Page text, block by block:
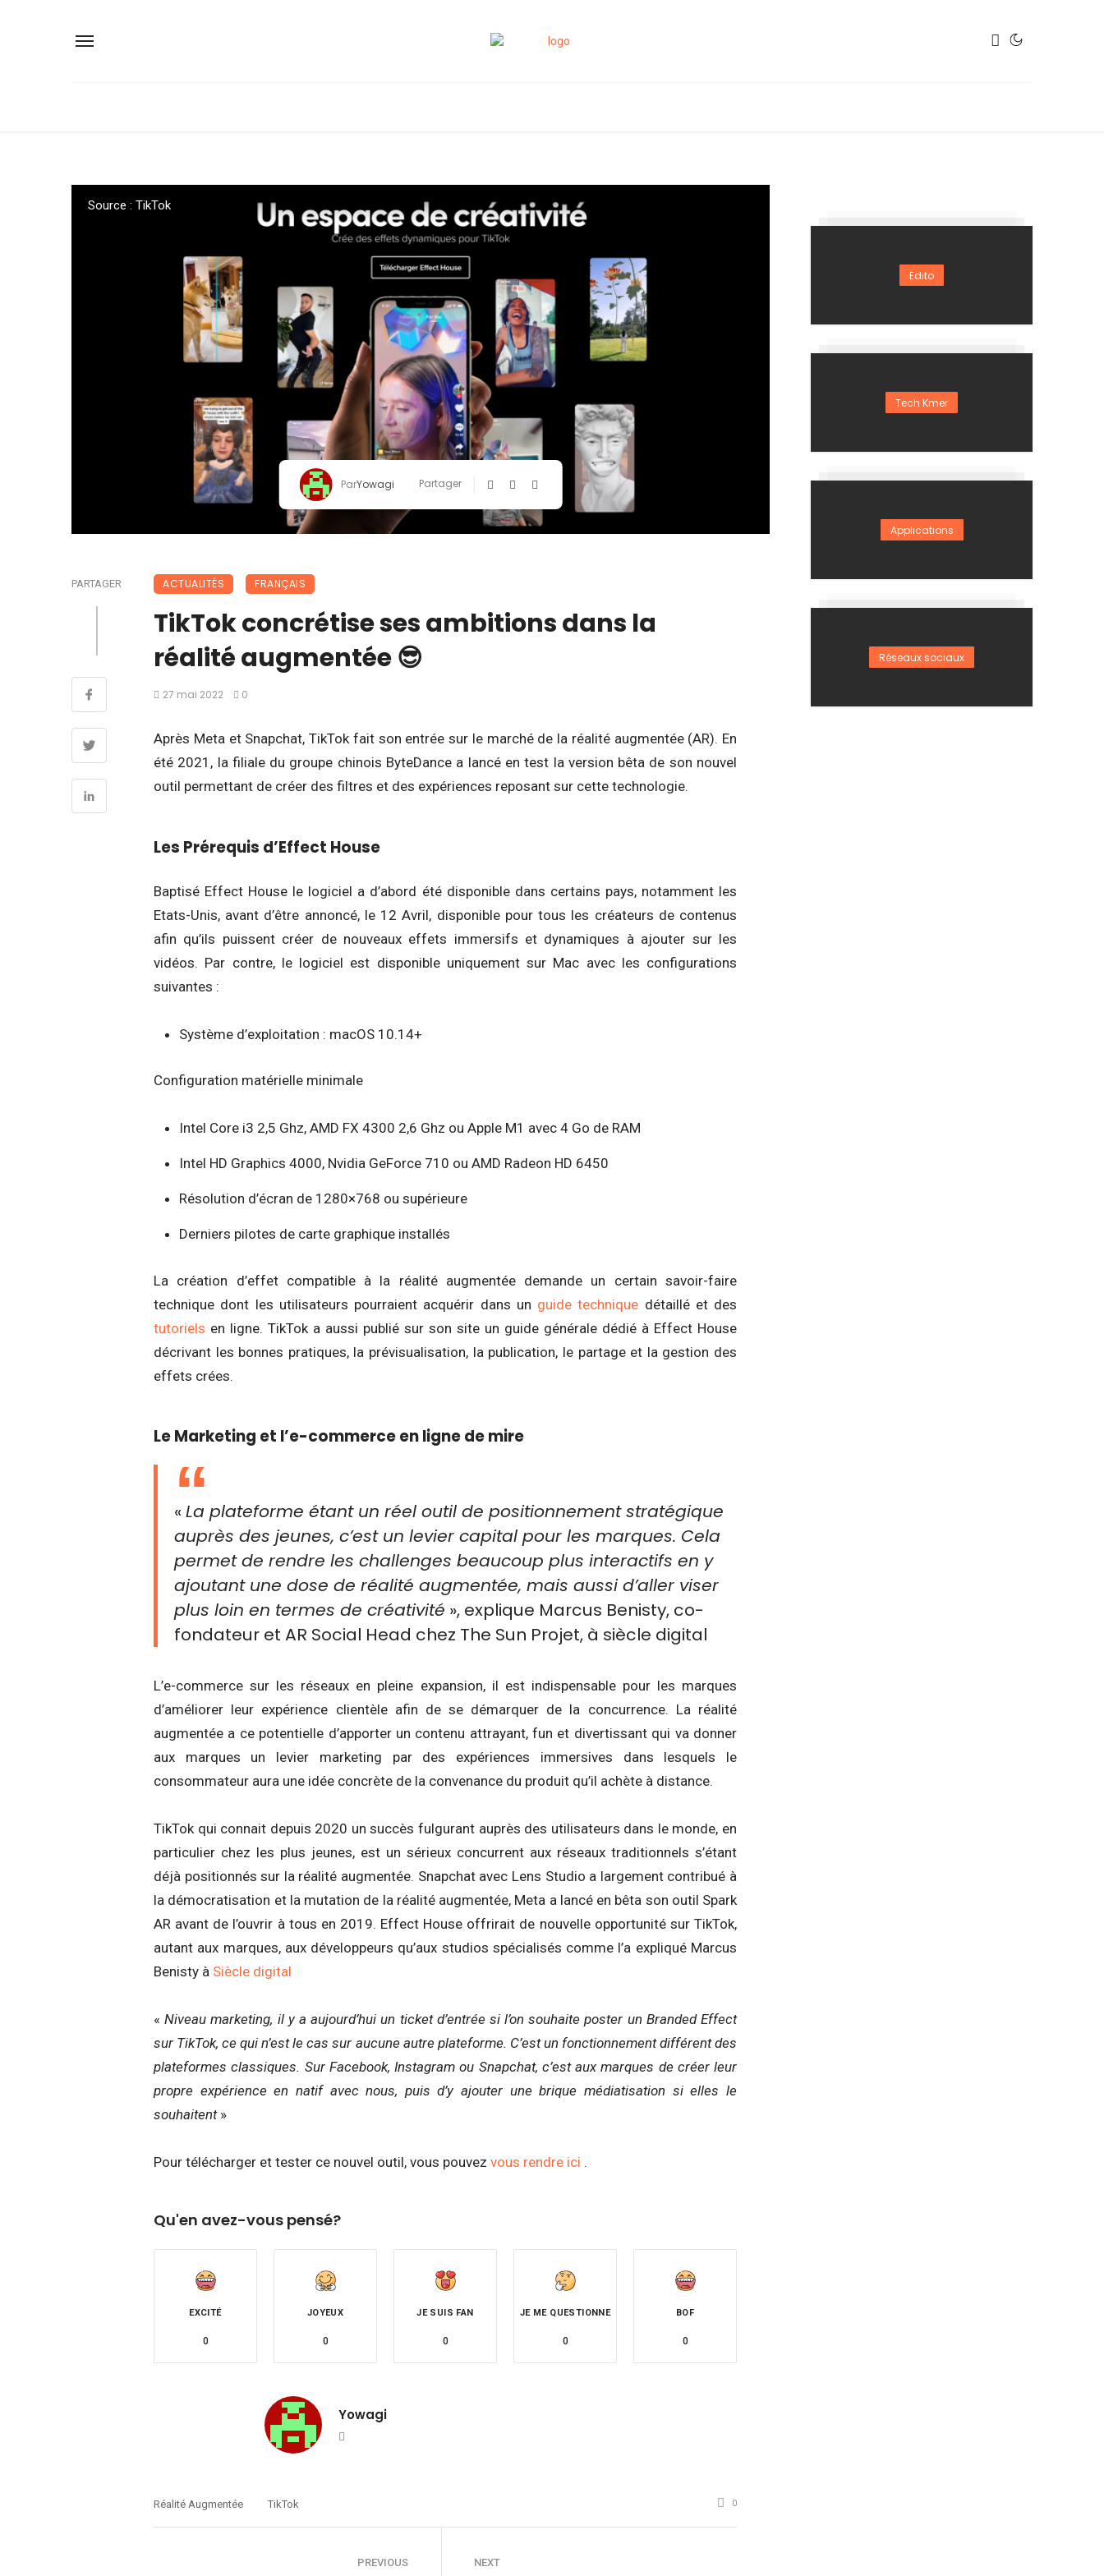
Source : TikTok
ParYowagi Partager
PARTAGER ACTUALITÉS FRANÇAIS
TikTok concrétise ses ambitions dans la
réalité augmentée 😎
27 mai 2022 0
Après Meta et Snapchat, TikTok fait son entrée sur le marché de la réalité augmentée (AR). En
été 2021, la filiale du groupe chinois ByteDance a lancé en test la version bêta de son nouvel
outil permettant de créer des filtres et des expériences reposant sur cette technologie.
Les Prérequis d’Effect House
Baptisé Effect House le logiciel a d’abord été disponible dans certains pays, notamment les
Etats-Unis, avant d’être annoncé, le 12 Avril, disponible pour tous les créateurs de contenus
afin qu’ils puissent créer de nouveaux effets immersifs et dynamiques à ajouter sur les
vidéos. Par contre, le logiciel est disponible uniquement sur Mac avec les configurations
suivantes :
Système d’exploitation : macOS 10.14+
Configuration matérielle minimale
Intel Core i3 2,5 Ghz, AMD FX 4300 2,6 Ghz ou Apple M1 avec 4 Go de RAM
Intel HD Graphics 4000, Nvidia GeForce 710 ou AMD Radeon HD 6450
Résolution d’écran de 1280×768 ou supérieure
Derniers pilotes de carte graphique installés
La création d’effet compatible à la réalité augmentée demande un certain savoir-faire
technique dont les utilisateurs pourraient acquérir dans un guide technique détaillé et des
tutoriels en ligne. TikTok a aussi publié sur son site un guide générale dédié à Effect House
décrivant les bonnes pratiques, la prévisualisation, la publication, le partage et la gestion des
effets crées.
Le Marketing et l’e-commerce en ligne de mire
«La plateforme étant un réel outil de positionnement stratégique
auprès des jeunes, c’est un levier capital pour les marques. Cela
permet de rendre les challenges beaucoup plus interactifs en y
ajoutant une dose de réalité augmentée, mais aussi d’aller viser
plus loin en termes de créativité », explique Marcus Benisty, co-
fondateur et AR Social Head chez The Sun Projet, à siècle digital
L’e-commerce sur les réseaux en pleine expansion, il est indispensable pour les marques
d’améliorer leur expérience clientèle afin de se démarquer de la concurrence. La réalité
augmentée a ce potentielle d’apporter un contenu attrayant, fun et divertissant qui va donner
aux marques un levier marketing par des expériences immersives dans lesquels le
consommateur aura une idée concrète de la convenance du produit qu’il achète à distance.
TikTok qui connait depuis 2020 un succès fulgurant auprès des utilisateurs dans le monde, en
particulier chez les plus jeunes, est un sérieux concurrent aux réseaux traditionnels s’étant
déjà positionnés sur la réalité augmentée. Snapchat avec Lens Studio a largement contribué à
la démocratisation et la mutation de la réalité augmentée, Meta a lancé en bêta son outil Spark
AR avant de l’ouvrir à tous en 2019. Effect House offrirait de nouvelle opportunité sur TikTok,
autant aux marques, aux développeurs qu’aux studios spécialisés comme l’a expliqué Marcus
Benisty à Siècle digital
«Niveau marketing, il y a aujourd’hui un ticket d’entrée si l’on souhaite poster un Branded Effect
sur TikTok, ce qui n’est le cas sur aucune autre plateforme. C’est un fonctionnement différent des
plateformes classiques. Sur Facebook, Instagram ou Snapchat, c’est aux marques de créer leur
propre expérience en natif avec nous, puis d’y ajouter une brique médiatisation si elles le
souhaitent»
Pour télécharger et tester ce nouvel outil, vous pouvez vous rendre ici .
Qu'en avez-vous pensé?
EXCITÉ
0
JOYEUX
0
JE SUIS FAN
0
JE ME QUESTIONNE
0
BOF
0
Yowagi
Réalité Augmentée TikTok 0
PREVIOUS NEXT
Edito
Tech Kmer
Applications
Réseaux sociaux